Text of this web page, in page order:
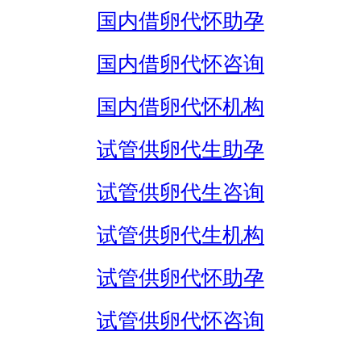
国内借卵代怀助孕
国内借卵代怀咨询
国内借卵代怀机构
试管供卵代生助孕
试管供卵代生咨询
试管供卵代生机构
试管供卵代怀助孕
试管供卵代怀咨询